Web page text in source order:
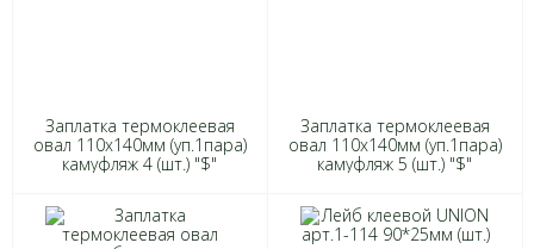
Заплатка термоклеевая
овал 110х140мм (уп.1пара)
камуфляж 4 (шт.) "$"
Заплатка термоклеевая
овал 110х140мм (уп.1пара)
камуфляж 5 (шт.) "$"